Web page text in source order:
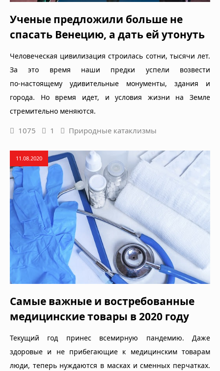
Ученые предложили больше не
спасать Венецию, а дать ей утонуть
Человеческая цивилизация строилась сотни, тысячи лет.
За это время наши предки успели возвести
по‑настоящему удивительные монументы, здания и
города. Но время идет, и условия жизни на Земле
стремительно меняются.
1075 1 Природные катаклизмы
11.08.2020
Самые важные и востребованные
медицинские товары в 2020 году
Текущий год принес всемирную пандемию. Даже
здоровые и не прибегающие к медицинским товарам
люди, теперь нуждаются в масках и сменных перчатках.